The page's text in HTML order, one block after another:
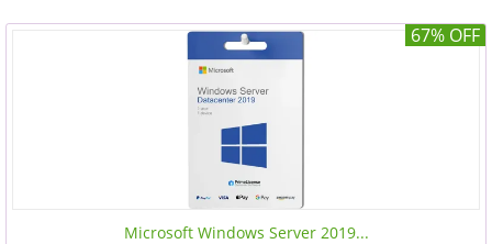
67% OFF
Microsoft Windows Server 2019...